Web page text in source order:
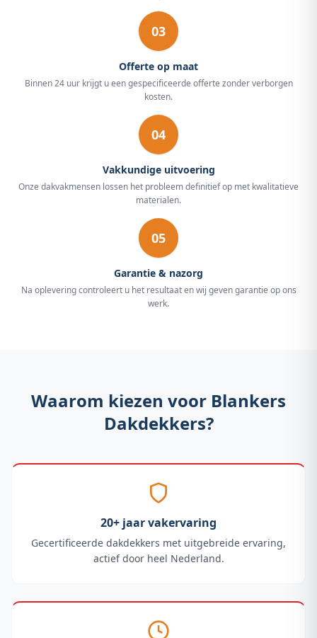
03
Offerte op maat
Binnen 24 uur krijgt u een gespecificeerde offerte zonder verborgen
kosten.
04
Vakkundige uitvoering
Onze dakvakmensen lossen het probleem definitief op met kwalitatieve
materialen.
05
Garantie & nazorg
Na oplevering controleert u het resultaat en wij geven garantie op ons
werk.
Waarom kiezen voor Blankers
Dakdekkers?
20+ jaar vakervaring
Gecertificeerde dakdekkers met uitgebreide ervaring,
actief door heel Nederland.